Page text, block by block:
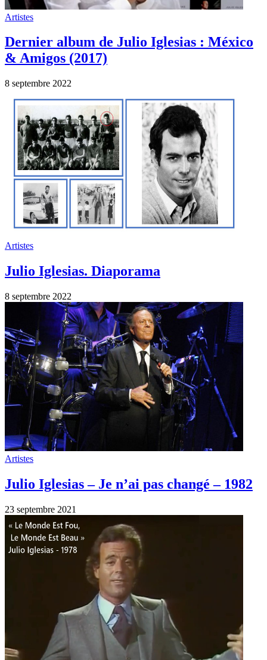
Artistes
Dernier album de Julio Iglesias : México
& Amigos (2017)
8 septembre 2022
Artistes
Julio Iglesias. Diaporama
8 septembre 2022
Artistes
Julio Iglesias – Je n’ai pas changé – 1982
23 septembre 2021